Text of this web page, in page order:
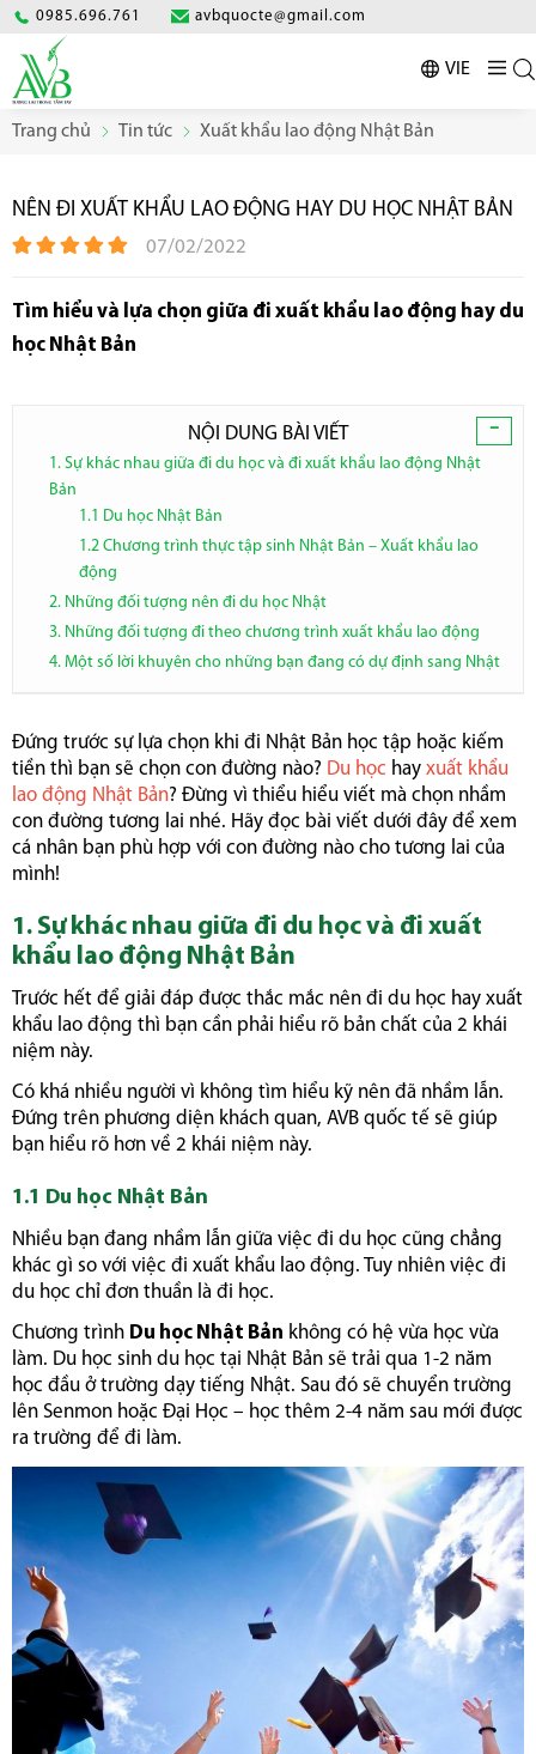
0985.696.761 avbquocte@gmail.com
VIE
Trang chủ Tin tức Xuất khẩu lao động Nhật Bản
NÊN ĐI XUẤT KHẨU LAO ĐỘNG HAY DU HỌC NHẬT BẢN
07/02/2022
Tìm hiểu và lựa chọn giữa đi xuất khẩu lao động hay du
học Nhật Bản
-
NỘI DUNG BÀI VIẾT
1. Sự khác nhau giữa đi du học và đi xuất khẩu lao động Nhật
Bản
1.1 Du học Nhật Bản
1.2 Chương trình thực tập sinh Nhật Bản – Xuất khẩu lao
động
2. Những đối tượng nên đi du học Nhật
3. Những đối tượng đi theo chương trình xuất khẩu lao động
4. Một số lời khuyên cho những bạn đang có dự định sang Nhật
Đứng trước sự lựa chọn khi đi Nhật Bản học tập hoặc kiếm
tiền thì bạn sẽ chọn con đường nào? Du học hay xuất khẩu
lao động Nhật Bản? Đừng vì thiểu hiểu viết mà chọn nhầm
con đường tương lai nhé. Hãy đọc bài viết dưới đây để xem
cá nhân bạn phù hợp với con đường nào cho tương lai của
mình!
1. Sự khác nhau giữa đi du học và đi xuất
khẩu lao động Nhật Bản
Trước hết để giải đáp được thắc mắc nên đi du học hay xuất
khẩu lao động thì bạn cần phải hiểu rõ bản chất của 2 khái
niệm này.
Có khá nhiều người vì không tìm hiểu kỹ nên đã nhầm lẫn.
Đứng trên phương diện khách quan, AVB quốc tế sẽ giúp
bạn hiểu rõ hơn về 2 khái niệm này.
1.1 Du học Nhật Bản
Nhiều bạn đang nhầm lẫn giữa việc đi du học cũng chẳng
khác gì so với việc đi xuất khẩu lao động. Tuy nhiên việc đi
du học chỉ đơn thuần là đi học.
Chương trình Du học Nhật Bản không có hệ vừa học vừa
làm. Du học sinh du học tại Nhật Bản sẽ trải qua 1-2 năm
học đầu ở trường dạy tiếng Nhật. Sau đó sẽ chuyển trường
lên Senmon hoặc Đại Học – học thêm 2-4 năm sau mới được
ra trường để đi làm.